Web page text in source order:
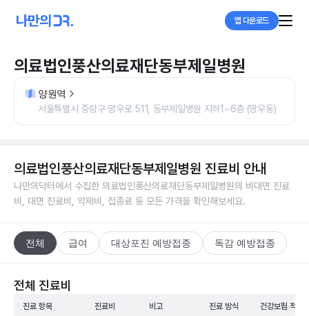
앱 다운로드
의료법인풍산의료재단동부제일병원
양원역
서울특별시 중랑구 망우로 511, 동부제일병원 지하1~6층 (망우동)
의료법인풍산의료재단동부제일병원 진료비 안내
나만의닥터에서 수집한 의료법인풍산의료재단동부제일병원의 비대면 진료
비, 대면 진료비, 약제비, 접종료 등 모든 가격을 확인해보세요.
전체 급여 대상포진 예방접종 독감 예방접종
전체 진료비
진료 항목 진료비 비고 진료 방식 건강보험 적용